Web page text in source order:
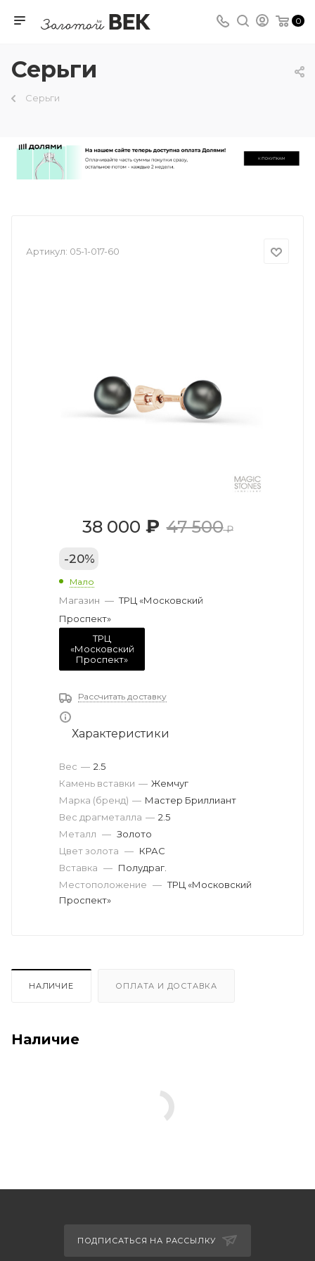
0
Серьги
Серьги
Артикул: 05-1-017-60
38 000 ₽ 47 500₽
-20%
Мало
Магазин — ТРЦ «Московский
Проспект»
ТРЦ
«Московский
Проспект»
Рассчитать доставку
Характеристики
Вес драгметалла — 2.5
Марка (бренд) — Мастер Бриллиант
Вес — 2.5
Камень вставки — Жемчуг
Металл — Золото
Вставка — Полудраг.
Цвет золота — КРАС
Местоположение — ТРЦ «Московский
Проспект»
НАЛИЧИЕ ОПЛАТА И ДОСТАВКА
Наличие
ПОДПИСАТЬСЯ НА РАССЫЛКУ